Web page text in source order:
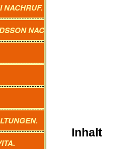
NACHRUF.
NACHRUF.
Inhalt